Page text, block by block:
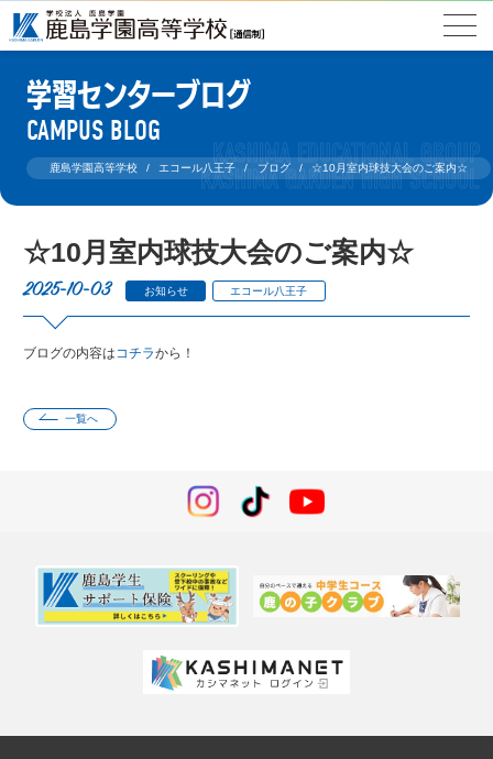
学習センターブログ
CAMPUS BLOG
鹿島学園高等学校 エコール八王子 ブログ ☆10月室内球技大会のご案内☆
☆10月室内球技大会のご案内☆
2025-10-03 お知らせ エコール八王子
ブログの内容は コチラから！
一覧へ